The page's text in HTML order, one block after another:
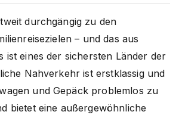
durchgängig zu den
– und das aus
ist eines der sichersten Länder der
Nahverkehr ist erstklassig und
und Gepäck problemlos zu
bietet eine außergewöhnliche